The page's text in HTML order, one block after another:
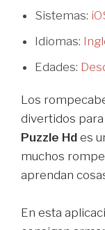
Sistemas:
Idiomas:
Edades:
Los
divertidos
Puzzle Hd es
muchos
aprendan
En esta